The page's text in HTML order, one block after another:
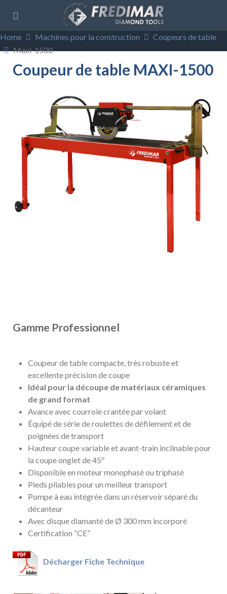
Home Machines pour la construction
Coupeurs de table
Maxi-1500
Coupeur de table MAXI-1500
Gamme Professionnel
Coupeur de table compacte, très robuste et
excellente précision de coupe
Idéal pour la découpe de matériaux céramiques
de grand format
Avance avec courroie crantée par volant
Équipé de série de roulettes de défilement et de
poignées de transport
Hauteur coupe variable et avant-train inclinable pour
la coupe onglet de 45º
Disponible en moteur monophasé ou triphasé
Pieds pliables pour un meilleur transport
Pompe à eau intégrée dans un réservoir séparé du
décanteur
Avec disque diamanté de Ø 300 mm incorporé
Certification “CE”
Décharger Fiche Technique